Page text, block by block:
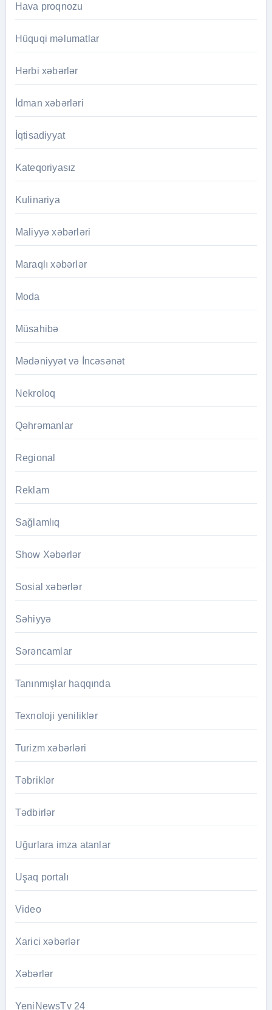
Hava proqnozu
Hüquqi məlumatlar
Hərbi xəbərlər
İdman xəbərləri
İqtisadiyyat
Kateqoriyasız
Kulinariya
Maliyyə xəbərləri
Maraqlı xəbərlər
Moda
Müsahibə
Mədəniyyət və İncəsənət
Nekroloq
Qəhrəmanlar
Regional
Reklam
Sağlamlıq
Show Xəbərlər
Sosial xəbərlər
Səhiyyə
Sərəncamlar
Tanınmışlar haqqında
Texnoloji yeniliklər
Turizm xəbərləri
Təbriklər
Tədbirlər
Uğurlara imza atanlar
Uşaq portalı
Video
Xarici xəbərlər
Xəbərlər
YeniNewsTv 24